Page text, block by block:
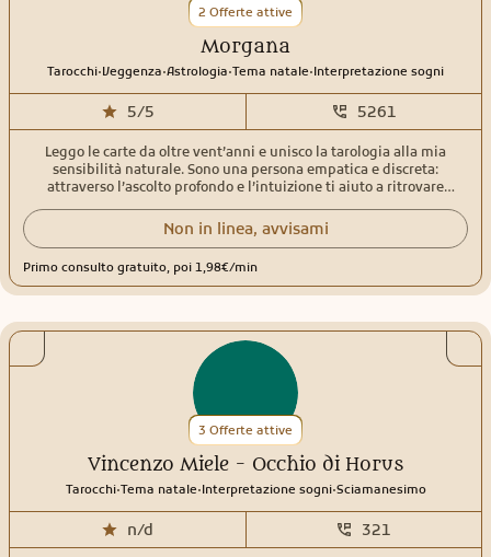
2 Offerte attive
Morgana
Tarocchi.Veggenza.Astrologia.Tema natale.Interpretazione sogni
5/5 5261
Leggo le carte da oltre vent’anni e unisco la tarologia alla mia
sensibilità naturale. Sono una persona empatica e discreta:
attraverso l’ascolto profondo e l’intuizione ti aiuto a ritrovare
non servono solo a prevedere: illuminano ciò che sta accadendo ora,
sciolgono nodi del passato e mostrano l’energia che si sta
forzate. Cerco la verità, quella che permette di fare scelte più
consapevoli. Se qualcosa non è chiaro, ti guiderò con domande
spazio sincero, protetto e senza giudizio, dove capire emozioni,
relazioni, ritorni, cambiamenti e tutto ciò che sta cercando di
emergere nella tua vita
Non in linea, avvisami
Primo consulto gratuito, poi 1,98€/min
3 Offerte attive
Vincenzo Miele - Occhio di Horus
Tarocchi.Tema natale.Interpretazione sogni.Sciamanesimo
n/d 321